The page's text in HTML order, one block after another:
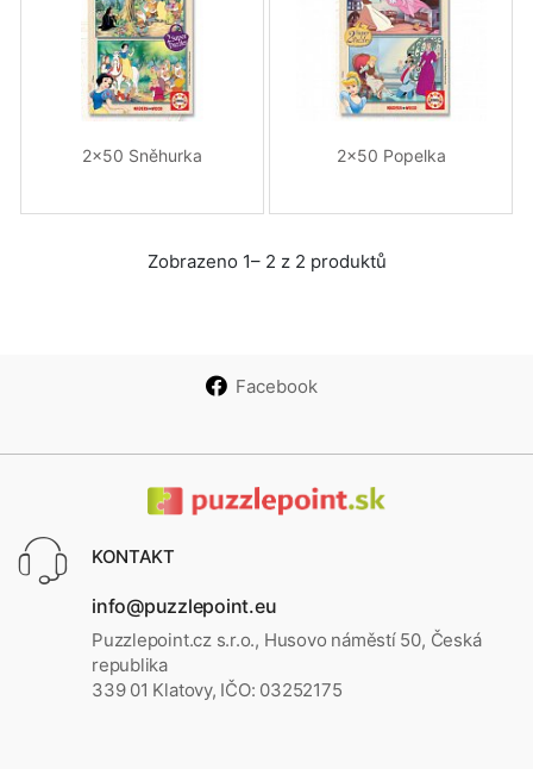
2x50 Sněhurka 2x50 Popelka
Zobrazeno 1– 2 z 2 produktů
Facebook
KONTAKT
info@puzzlepoint.eu
Puzzlepoint.cz s.r.o., Husovo náměstí 50, Česká
republika
339 01 Klatovy, IČO: 03252175